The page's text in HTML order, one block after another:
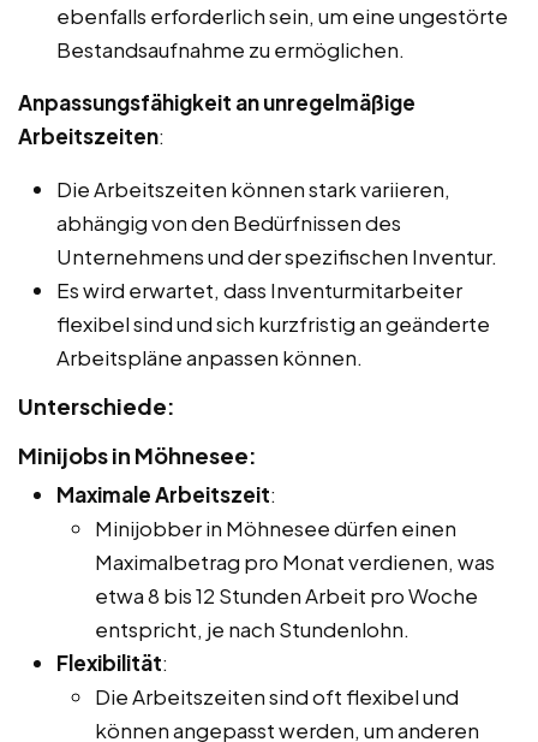
ebenfalls erforderlich sein, um eine ungestörte
Bestandsaufnahme zu ermöglichen.
Anpassungsfähigkeit an unregelmäßige
Arbeitszeiten:
Die Arbeitszeiten können stark variieren,
abhängig von den Bedürfnissen des
Unternehmens und der spezifischen Inventur.
Es wird erwartet, dass Inventurmitarbeiter
flexibel sind und sich kurzfristig an geänderte
Arbeitspläne anpassen können.
Unterschiede:
Minijobs in Möhnesee:
Maximale Arbeitszeit:
Minijobber in Möhnesee dürfen einen
Maximalbetrag pro Monat verdienen, was
etwa 8 bis 12 Stunden Arbeit pro Woche
entspricht, je nach Stundenlohn.
Flexibilität:
Die Arbeitszeiten sind oft flexibel und
können angepasst werden, um anderen